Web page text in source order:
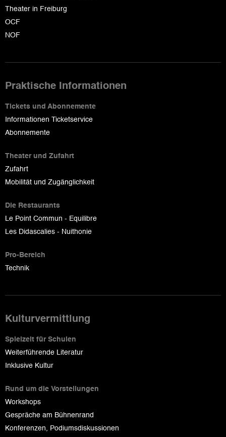
Theater in Freiburg
OCF
NOF
Praktische Informationen
Tickets und Abonnemente
Informationen Ticketservice
Abonnemente
Theater und Zufahrt
Zufahrt
Mobilität und Zugänglichkeit
Die Restaurants
Le Point Commun - Equilibre
Les Didascalies - Nuithonie
Pro-Bereich
Technik
Kulturvermittlung
Spielzeit für Schulen
Weiterführende Literatur
Inklusive Kultur
Rund um die Vorstellungen
Workshops
Gespräche am Bühnenrand
Konferenzen, Podiumsdiskussionen